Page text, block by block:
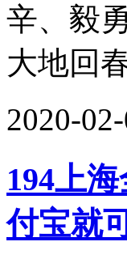
辛、毅
大地回
2020-
194上
付宝就